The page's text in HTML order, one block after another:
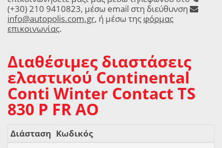
(+30) 210 9410823, μέσω email στη διεύθυνση
info@autopolis.com.gr, ή μέσω της φόρμας
επικοινωνίας.
Διαθέσιμες διαστάσεις
ελαστικού Continental
Conti Winter Contact TS
830 P FR AO
Διάσταση Κωδικός